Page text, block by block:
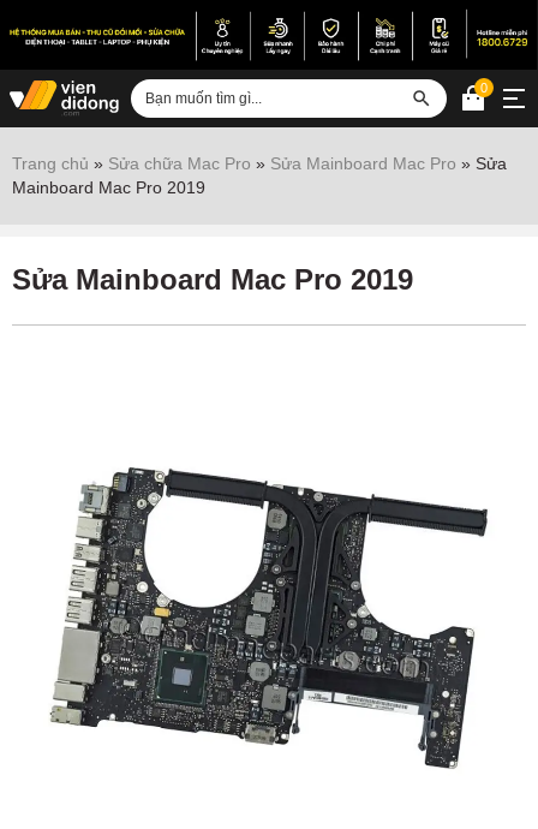
Sửa iPhone
Sửa Vertu
Sửa chữa thiết bị khác
Điện thoại
Phụ kiện
Hệ thống:
17 cửa hàng
Tổng đài:1800.6729(miễn phí)
(Giờ làm việc: 08h00 - 21h00)
0
Trang chủ » Sửa chữa Mac Pro » Sửa Mainboard Mac Pro » Sửa
Mainboard Mac Pro 2019
Sửa Mainboard Mac Pro 2019